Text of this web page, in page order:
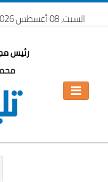
السبت، 08 أغسطس 2026
رئيس